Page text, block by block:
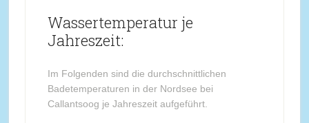
Wassertemperatur je
Jahreszeit:
Im Folgenden sind die durchschnittlichen
Badetemperaturen in der Nordsee bei
Callantsoog je Jahreszeit aufgeführt.